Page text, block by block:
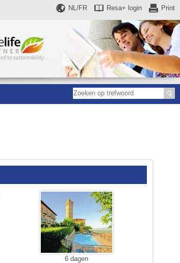
Print
Resa+ login
NL/FR
6 dagen